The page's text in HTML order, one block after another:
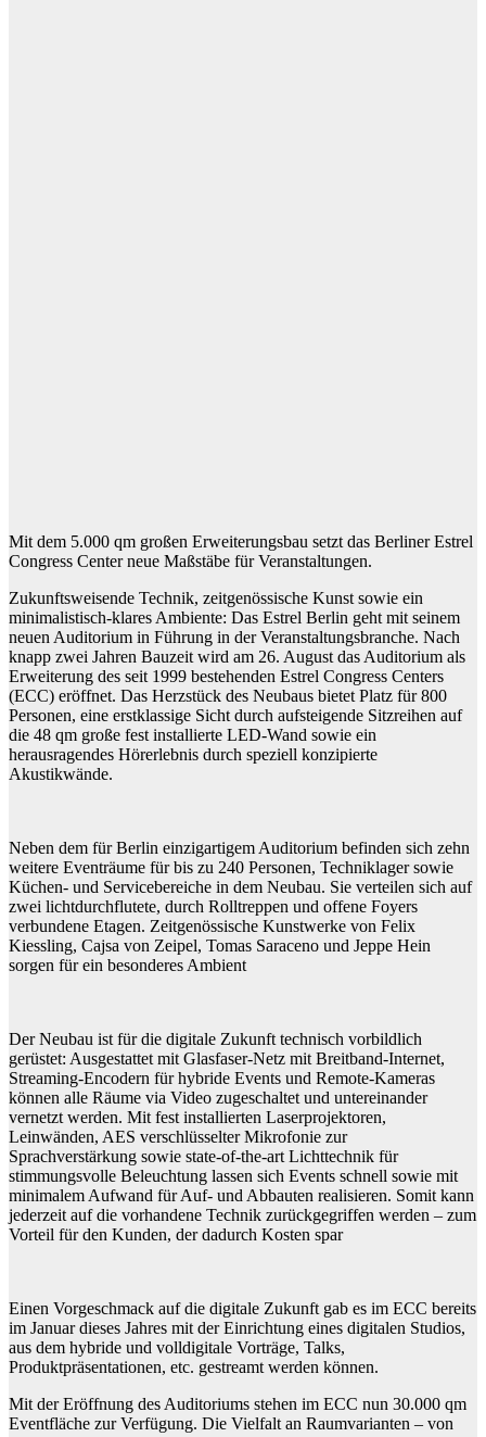
Mit dem 5.000 qm großen Erweiterungsbau setzt das Berliner Estrel
Congress Center neue Maßstäbe für Veranstaltungen.
Zukunftsweisende Technik, zeitgenössische Kunst sowie ein
minimalistisch-klares Ambiente: Das Estrel Berlin geht mit seinem
neuen Auditorium in Führung in der Veranstaltungsbranche. Nach
knapp zwei Jahren Bauzeit wird am 26. August das Auditorium als
Erweiterung des seit 1999 bestehenden Estrel Congress Centers
(ECC) eröffnet. Das Herzstück des Neubaus bietet Platz für 800
Personen, eine erstklassige Sicht durch aufsteigende Sitzreihen auf
die 48 qm große fest installierte LED-Wand sowie ein
herausragendes Hörerlebnis durch speziell konzipierte
Akustikwände.
Neben dem für Berlin einzigartigem Auditorium befinden sich zehn
weitere Eventräume für bis zu 240 Personen, Techniklager sowie
Küchen- und Servicebereiche in dem Neubau. Sie verteilen sich auf
zwei lichtdurchflutete, durch Rolltreppen und offene Foyers
verbundene Etagen. Zeitgenössische Kunstwerke von Felix
Kiessling, Cajsa von Zeipel, Tomas Saraceno und Jeppe Hein
sorgen für ein besonderes Ambient
Der Neubau ist für die digitale Zukunft technisch vorbildlich
gerüstet: Ausgestattet mit Glasfaser-Netz mit Breitband-Internet,
Streaming-Encodern für hybride Events und Remote-Kameras
können alle Räume via Video zugeschaltet und untereinander
vernetzt werden. Mit fest installierten Laserprojektoren,
Leinwänden, AES verschlüsselter Mikrofonie zur
Sprachverstärkung sowie state-of-the-art Lichttechnik für
stimmungsvolle Beleuchtung lassen sich Events schnell sowie mit
minimalem Aufwand für Auf- und Abbauten realisieren. Somit kann
jederzeit auf die vorhandene Technik zurückgegriffen werden – zum
Vorteil für den Kunden, der dadurch Kosten spar
Einen Vorgeschmack auf die digitale Zukunft gab es im ECC bereits
im Januar dieses Jahres mit der Einrichtung eines digitalen Studios,
aus dem hybride und volldigitale Vorträge, Talks,
Produktpräsentationen, etc. gestreamt werden können.
Mit der Eröffnung des Auditoriums stehen im ECC nun 30.000 qm
Eventfläche zur Verfügung. Die Vielfalt an Raumvarianten – von